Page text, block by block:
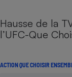
Hausse de la
l’UFC-Que
ACTION QUE CHOISIR